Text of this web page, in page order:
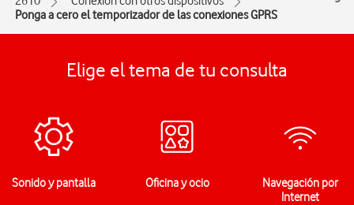
Ponga a cero el temporizador de las conexiones GPRS
Elige el tema de tu consulta
Sonido y pantalla Oficina y ocio
Navegación por
Internet